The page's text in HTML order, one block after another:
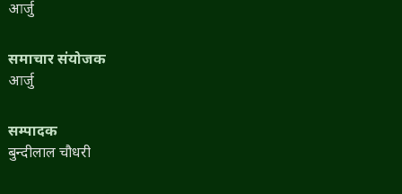
आर्जु
समाचार संयोजक
आर्जु
सम्पादक
बुन्दीलाल चौधरी